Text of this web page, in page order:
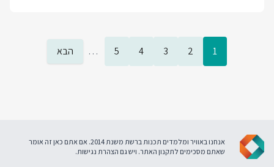
1
2
3
4
5
… הבא
אנחנו באוויר ומלמדים תכנות ברשת משנת 2014. אם אתם כאן זה אומר
שאתם מסכימים לתקנון האתר. ויש גם הצהרת נגישות.